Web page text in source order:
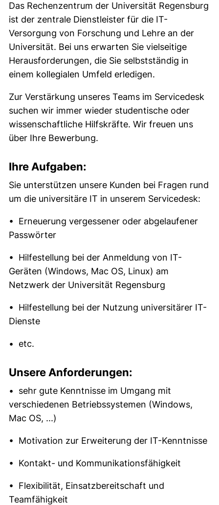
Das Rechenzentrum der Universität Regensburg
ist der zentrale Dienstleister für die IT-
Versorgung von Forschung und Lehre an der
Universität. Bei uns erwarten Sie vielseitige
Herausforderungen, die Sie selbstständig in
einem kollegialen Umfeld erledigen.
Zur Verstärkung unseres Teams im Servicedesk
suchen wir immer wieder studentische oder
wissenschaftliche Hilfskräfte. Wir freuen uns
über Ihre Bewerbung.
Ihre Aufgaben:
Sie unterstützen unsere Kunden bei Fragen rund
um die universitäre IT in unserem Servicedesk:
• Erneuerung vergessener oder abgelaufener
Passwörter
• Hilfestellung bei der Anmeldung von IT-
Geräten (Windows, Mac OS, Linux) am
Netzwerk der Universität Regensburg
• Hilfestellung bei der Nutzung universitärer IT-
Dienste
• etc.
Unsere Anforderungen:
• sehr gute Kenntnisse im Umgang mit
verschiedenen Betriebssystemen (Windows,
Mac OS, ...)
• Motivation zur Erweiterung der IT-Kenntnisse
• Kontakt- und Kommunikationsfähigkeit
• Flexibilität, Einsatzbereitschaft und
Teamfähigkeit